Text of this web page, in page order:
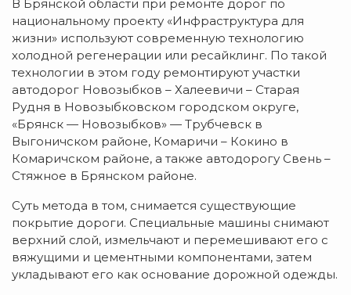
В Брянской области при ремонте дорог по
национальному проекту «Инфраструктура для
жизни» используют современную технологию
холодной регенерации или ресайклинг. По такой
технологии в этом году ремонтируют участки
автодорог Новозыбков – Халеевичи – Старая
Рудня в Новозыбковском городском округе,
«Брянск — Новозыбков» — Трубчевск в
Выгоничском районе, Комаричи – Кокино в
Комаричском районе, а также автодорогу Свень –
Стяжное в Брянском районе.
Суть метода в том, снимается существующие
покрытие дороги. Специальные машины снимают
верхний слой, измельчают и перемешивают его с
вяжущими и цементными компонентами, затем
укладывают его как основание дорожной одежды.